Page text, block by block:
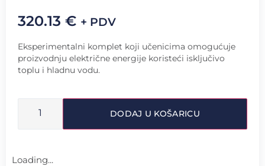
320.13 € + PDV
Eksperimentalni komplet koji učenicima omogućuje
proizvodnju električne energije koristeći isključivo
toplu i hladnu vodu.
DODAJ U KOŠARICU
Loading...